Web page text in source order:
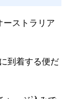
ーストラリア
到着する便だ